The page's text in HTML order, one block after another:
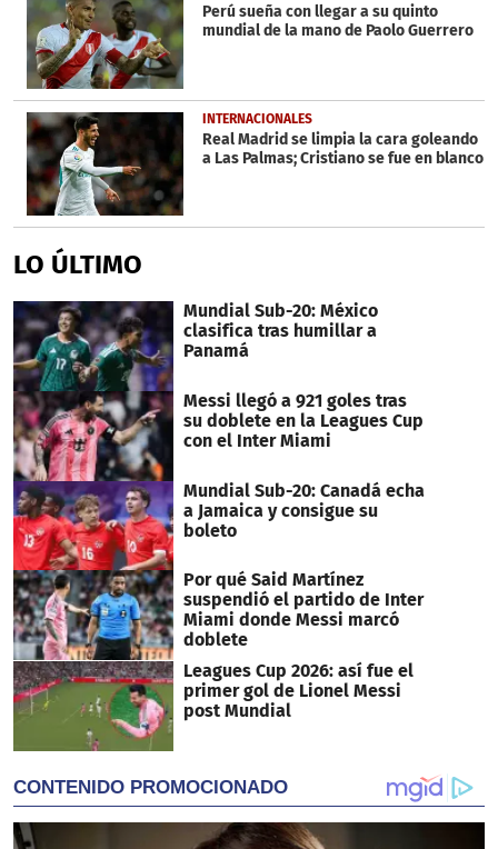
Perú sueña con llegar a su quinto
mundial de la mano de Paolo Guerrero
INTERNACIONALES
Real Madrid se limpia la cara goleando
a Las Palmas; Cristiano se fue en blanco
LO ÚLTIMO
Mundial Sub-20: México
clasifica tras humillar a
Panamá
Messi llegó a 921 goles tras
su doblete en la Leagues Cup
con el Inter Miami
Mundial Sub-20: Canadá echa
a Jamaica y consigue su
boleto
Por qué Said Martínez
suspendió el partido de Inter
Miami donde Messi marcó
doblete
Leagues Cup 2026: así fue el
primer gol de Lionel Messi
post Mundial